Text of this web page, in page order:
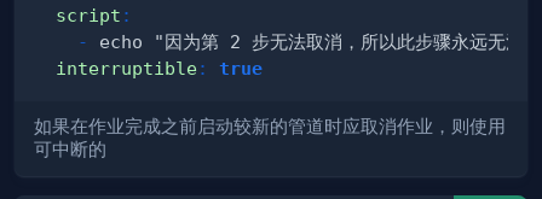
script :
-
interruptible: true
如果在作业完成之前启动较新的管道时应取消作业，则使用
可中断的